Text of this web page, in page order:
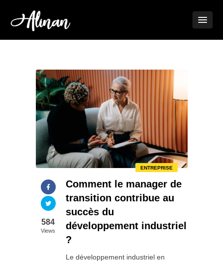
ENTREPRISE
584
Views
Comment le manager de
transition contribue au
succès du
développement industriel
?
Le développement industriel en